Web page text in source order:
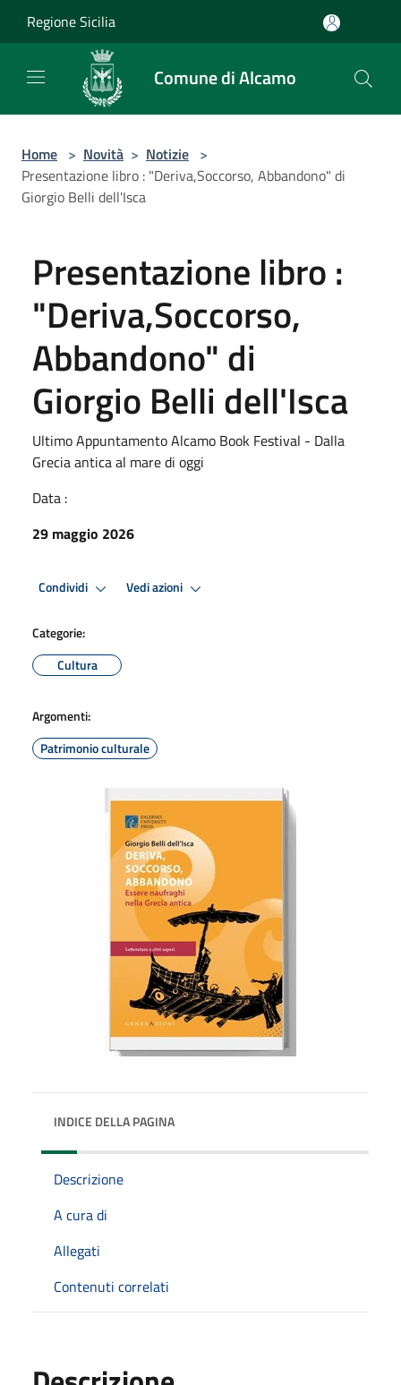
Regione Sicilia
Comune di Alcamo
Home > Novità > Notizie >
Presentazione libro : "Deriva,Soccorso, Abbandono" di
Giorgio Belli dell'Isca
Presentazione libro :
"Deriva,Soccorso,
Abbandono" di
Giorgio Belli dell'Isca
Ultimo Appuntamento Alcamo Book Festival - Dalla
Grecia antica al mare di oggi
Data :
29 maggio 2026
Condividi Vedi azioni
Categorie:
Cultura
Argomenti:
Patrimonio culturale
INDICE DELLA PAGINA
Descrizione
A cura di
Allegati
Contenuti correlati